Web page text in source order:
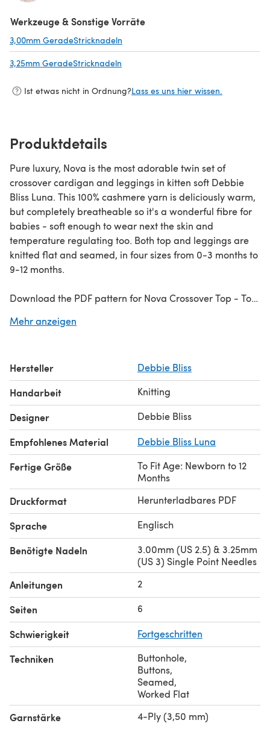
Werkzeuge & Sonstige Vorräte
3,00mm GeradeStricknadeln
3,25mm GeradeStricknadeln
Ist etwas nicht in Ordnung?Lass es uns hier wissen.
Produktdetails
Pure luxury, Nova is the most adorable twin set of
crossover cardigan and leggings in kitten soft Debbie
Bliss Luna. This 100% cashmere yarn is deliciously warm,
but completely breatheable so it's a wonderful fibre for
babies - soft enough to wear next the skin and
temperature regulating too. Both top and leggings are
knitted flat and seamed, in four sizes from 0-3 months to
9-12 months.
Download the PDF pattern for Nova Crossover Top - Top
today!
patternsat LoveCrafts.com.
Mehr anzeigen
Hersteller Debbie Bliss
Handarbeit Knitting
Designer Debbie Bliss
Empfohlenes Material Debbie Bliss Luna
Fertige Größe
To Fit Age: Newborn to 12
Months
Druckformat Herunterladbares PDF
Sprache Englisch
Benötigte Nadeln
3.00mm (US 2.5) & 3.25mm
(US 3) Single Point Needles
Anleitungen 2
Seiten 6
Schwierigkeit Fortgeschritten
Techniken Buttonhole,
Buttons,
Seamed,
Worked Flat
Garnstärke 4-Ply (3,50 mm)